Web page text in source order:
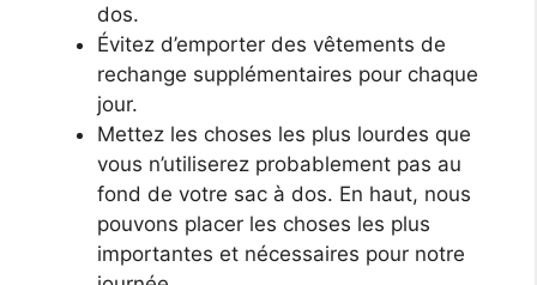
dos.
Évitez d’emporter des vêtements de
rechange supplémentaires pour chaque
jour.
Mettez les choses les plus lourdes que
vous n’utiliserez probablement pas au
fond de votre sac à dos. En haut, nous
pouvons placer les choses les plus
importantes et nécessaires pour notre